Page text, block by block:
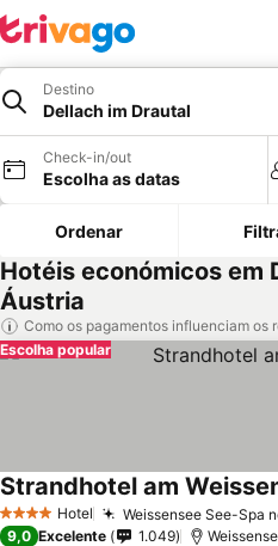
Destino
Dellach im Drautal
Check-in/out
Escolha as datas
Ordenar
Hotéis económicos em
Áustria
Como os pagamentos influenciam os
Escolha popular
4 EstrelasHotel Weissensee See-Spa
Strandhotel am
9,0 Excelente 1.049